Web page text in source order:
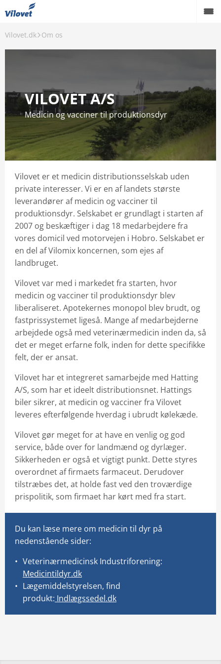
Vilovet.dk Om os
VILOVET A/S
Medicin og vacciner til produktionsdyr
Vilovet er et medicin distributionsselskab uden
private interesser. Vi er en af landets største
leverandører af medicin og vacciner til
produktionsdyr. Selskabet er grundlagt i starten af
2007 og beskæftiger i dag 18 medarbejdere fra
vores domicil ved motorvejen i Hobro. Selskabet er
en del af Vilomix koncernen, som ejes af
landbruget.
Vilovet var med i markedet fra starten, hvor
medicin og vacciner til produktionsdyr blev
liberaliseret. Apotekernes monopol blev brudt, og
fastprissystemet ligeså. Mange af medarbejderne
arbejdede også med veterinærmedicin inden da, så
det er meget erfarne folk, inden for dette specifikke
felt, der er ansat.
Vilovet har et integreret samarbejde med Hatting
A/S, som har et ideelt distributionsnet. Hattings
biler sikrer, at medicin og vacciner fra Vilovet
leveres efterfølgende hverdag i ubrudt kølekæde.
Vilovet gør meget for at have en venlig og god
service, både over for landmænd og dyrlæger.
Sikkerheden er også et vigtigt punkt. Dette styres
overordnet af firmaets farmaceut. Derudover
tilstræbes det, at holde fast ved den troværdige
prispolitik, som firmaet har kørt med fra start.
Du kan læse mere om medicin til dyr på
nedenstående sider:
Veterinærmedicinsk Industriforening:
Medicintildyr.dk
Lægemiddelstyrelsen, find
produkt: Indlægssedel.dk
Karriere
Kontakt